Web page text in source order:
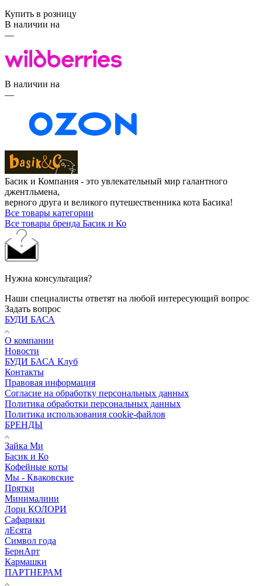
Купить в розницу
В наличии на
—
В наличии на
—
Басик и Компания - это увлекательный мир галантного
джентльмена,
верного друга и великого путешественника кота Басика!
Все товары категории
Все товары бренда Басик и Ко
Нужна консультация?
Наши специалисты ответят на любой интересующий вопрос
Задать вопрос
БУДИ БАСА
О компании
Новости
БУДИ БАСА Клуб
Контакты
Правовая информация
Согласие на обработку персональных данных
Политика обработки персональных данных
Политика использования cookie-файлов
БРЕНДЫ
Зайка Ми
Басик и Ко
Кофейные коты
Мы - Кваковские
Прятки
Минималини
Лори КОЛОРИ
Сафарики
лЕсята
Символ года
БернАрт
Кармашки
ПАРТНЕРАМ